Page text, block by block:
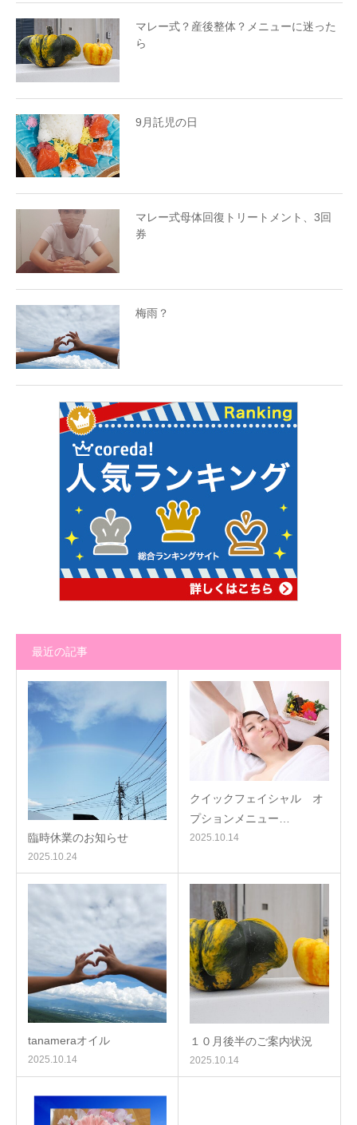
マレー式？産後整体？メニューに迷った
ら
9月託児の日
マレー式母体回復トリートメント、3回
券
梅雨？
最近の記事
臨時休業のお知らせ
2025.10.24
クイックフェイシャル オ
プションメニュー…
2025.10.14
tanameraオイル
2025.10.14
１０月後半のご案内状況
2025.10.14